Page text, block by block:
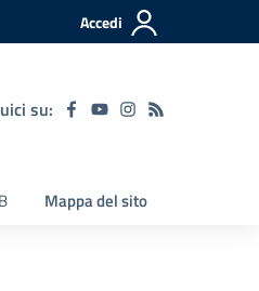
Accedi
su:
Mappa del sito